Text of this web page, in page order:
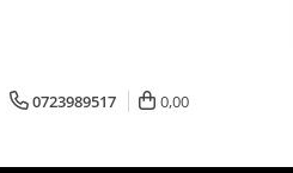
0723989517 0,00